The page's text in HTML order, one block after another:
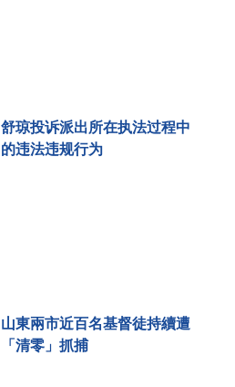
舒琼投诉派出所在执法过程中
的违法违规行为
山東兩市近百名基督徒持續遭
「清零」抓捕